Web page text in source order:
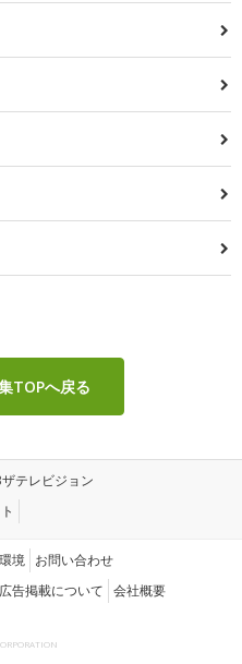
TOPへ戻る
ザテレビジョン
境 お問い合わせ
広告掲載について 会社概要